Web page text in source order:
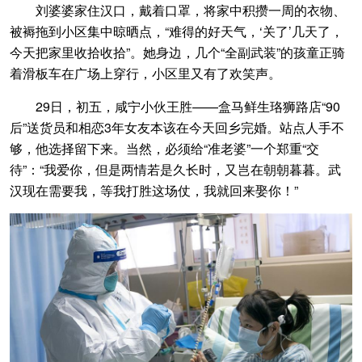
刘婆婆家住汉口，戴着口罩，将家中积攒一周的衣物、
被褥拖到小区集中晾晒点，“难得的好天气，‘关了’几天了，
今天把家里收拾收拾”。她身边，几个“全副武装”的孩童正骑
着滑板车在广场上穿行，小区里又有了欢笑声。
29日，初五，咸宁小伙王胜——盒马鲜生珞狮路店“90
后”送货员和相恋3年女友本该在今天回乡完婚。站点人手不
够，他选择留下来。当然，必须给“准老婆”一个郑重“交
待”：“我爱你，但是两情若是久长时，又岂在朝朝暮暮。武
汉现在需要我，等我打胜这场仗，我就回来娶你！”